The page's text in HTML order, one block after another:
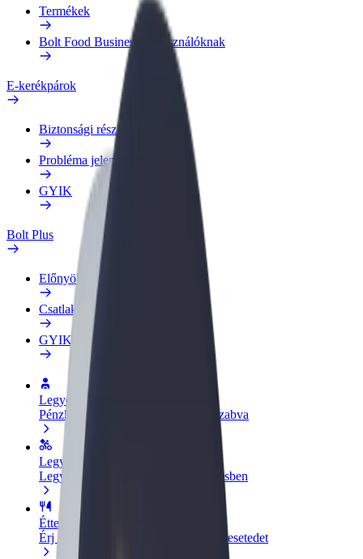
Termékek
Bolt Food Business felhasználóknak
E-kerékpárok
Biztonsági részleg
Probléma jelentése
GYIK
Bolt Plus
Előnyök
Csatlakozás
GYIK
Legyél sofőr
Pénzkereseti lehetőség igényeidre szabva
Legyél futár
Legyél futár és részesülj heti kifizetésben
Étterem vagy üzlet hozzáadása
Érj el több felhasználót és növeld keresetedet